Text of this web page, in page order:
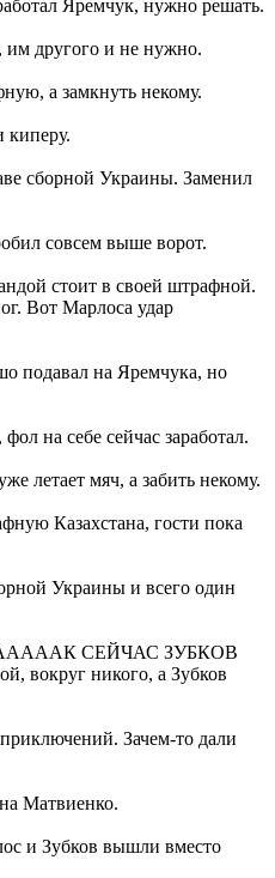
Яремчук, нужно решать.
им другого и не нужно.
а замкнуть некому.
киперу.
сборной Украины. Заменил
совсем выше ворот.
стоит в своей штрафной.
Вот Марлоса удар
подавал на Яремчука, но
на себе сейчас заработал.
летает мяч, а забить некому.
Казахстана, гости пока
Украины и всего один
СЕЙЧАС ЗУБКОВ
вокруг никого, а Зубков
Зачем-то дали
Матвиенко.
и Зубков вышли вместо